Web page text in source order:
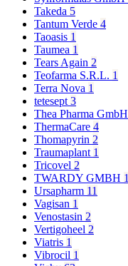
Takeda 5
Tantum Verde 4
Taoasis 1
Taumea 1
Tears Again 2
Teofarma S.R.L. 1
Terra Nova 1
tetesept 3
Thea Pharma GmbH
ThermaCare 4
Thomapyrin 2
Traumaplant 1
Tricovel 2
TWARDY GMBH 1
Ursapharm 11
Vagisan 1
Venostasin 2
Vertigoheel 2
Viatris 1
Vibrocil 1